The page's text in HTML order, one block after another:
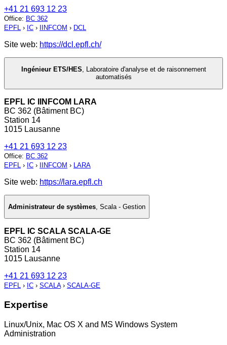
+41 21 693 12 23
Office: BC 362
EPFL › IC › IINFCOM › DCL
Site web: https://dcl.epfl.ch/
Ingénieur ETS/HES, Laboratoire d'analyse et de raisonnement
automatisés
EPFL IC IINFCOM LARA
BC 362 (Bâtiment BC)
Station 14
1015 Lausanne
+41 21 693 12 23
Office: BC 362
EPFL › IC › IINFCOM › LARA
Site web: https://lara.epfl.ch
Administrateur de systèmes, Scala - Gestion
EPFL IC SCALA SCALA-GE
BC 362 (Bâtiment BC)
Station 14
1015 Lausanne
+41 21 693 12 23
EPFL › IC › SCALA› SCALA-GE
Expertise
Linux/Unix, Mac OS X and MS Windows System
Administration